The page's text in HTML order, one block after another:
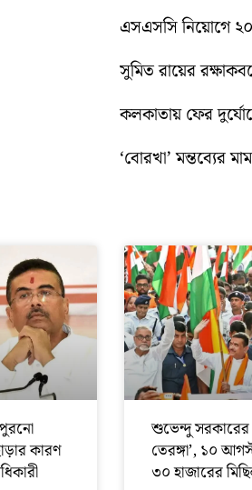
এসএসসি নিয়োগে
সুমিত রায়ের
কলকাতায় ফের
‘বোরখা’ মন্তব্যের
কারণ
শুভেন্দু সরকারের
তেরঙ্গা’, ১০
৩০ হাজারের